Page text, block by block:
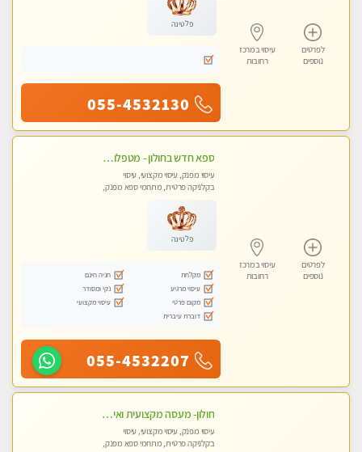
לפרטים
נוספים
עיסוי במרכז
רחובות
פלטינה
055-4532130
לפרטים
נוספים
עיסוי במרכז
רחובות
ספא חדש בחולון - מטפלות מקצועיות ברמה גבוהה מומלץ מאוד !!! . . highly recommended..new in the city -אין פרטים נוספים במקום -ללא מין !!
עיסוי מפנק, עיסוי מקצועי, עיסוי
בקלניקה פרטית, מתחמי ספא מפנק,
פלטינה
מקלחת
חניה חינם
עיסוי מרגיע
נקי ומסודר
מקום פרטי
עיסוי מקצועי
דוברת עיברית
055-4532207
חולון- מעסה מקצועית ואיכותי
עיסוי מפנק, עיסוי מקצועי, עיסוי
בקלניקה פרטית, מתחמי ספא מפנק,